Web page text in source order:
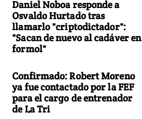
Daniel Noboa responde a
Osvaldo Hurtado tras
llamarlo "criptodictador":
"Sacan de nuevo al cadáver en
formol"
Confirmado: Robert Moreno
ya fue contactado por la FEF
para el cargo de entrenador
de La Tri